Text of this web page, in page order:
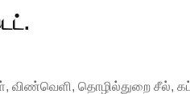
தொழில்துறை சீல்,